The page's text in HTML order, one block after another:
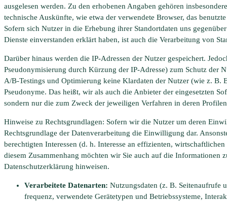
ausgelesen werden. Zu den erhobenen Angaben gehören
technische Auskünfte, wie etwa der verwendete Browser, das
Sofern sich Nutzer in die Erhebung ihrer Standortdaten uns
Dienste einverstanden erklärt haben, ist auch die Verarbeitung von
Darüber hinaus werden die IP-Adressen der Nutzer gespeichert.
Pseudonymisierung durch Kürzung der IP-Adresse) zum Schutz der
A/B-Testings und Optimierung keine Klardaten der Nutzer (wie z. B.
Pseudonyme. Das heißt, wir als auch die Anbieter der eingesetzten
sondern nur die zum Zweck der jeweiligen Verfahren in deren
Hinweise zu Rechtsgrundlagen: Sofern wir die Nutzer um deren
Rechtsgrundlage der Datenverarbeitung die Einwilligung dar.
berechtigten Interessen (d. h. Interesse an effizienten,
diesem Zusammenhang möchten wir Sie auch auf die Informationen
Datenschutzerklärung hinweisen.
Verarbeitete Datenarten: Nutzungsdaten (z. B. Seitenaufrufe
frequenz, verwendete Gerätetypen und Betriebssysteme,